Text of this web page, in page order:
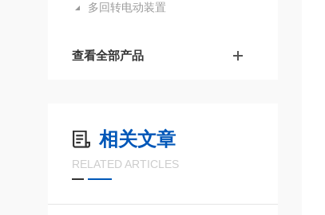
多回转电动装置
查看全部产品
相关文章
RELATED ARTICLES